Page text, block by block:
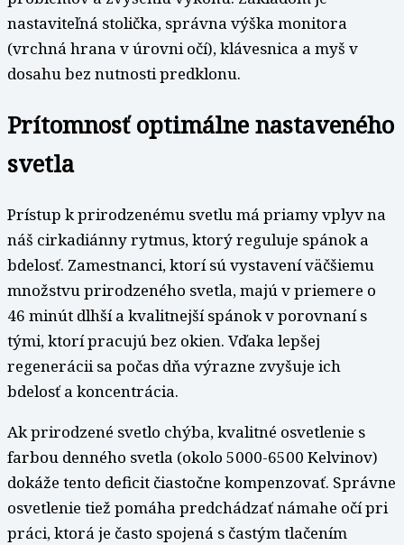
nastaviteľná stolička, správna výška monitora
(vrchná hrana v úrovni očí), klávesnica a myš v
dosahu bez nutnosti predklonu.
Prítomnosť optimálne nastaveného
svetla
Prístup k prirodzenému svetlu má priamy vplyv na
náš cirkadiánny rytmus, ktorý reguluje spánok a
bdelosť. Zamestnanci, ktorí sú vystavení väčšiemu
množstvu prirodzeného svetla, majú v priemere o
46 minút dlhší a kvalitnejší spánok v porovnaní s
tými, ktorí pracujú bez okien. Vďaka lepšej
regenerácii sa počas dňa výrazne zvyšuje ich
bdelosť a koncentrácia.
Ak prirodzené svetlo chýba, kvalitné osvetlenie s
farbou denného svetla (okolo 5000-6500 Kelvinov)
dokáže tento deficit čiastočne kompenzovať. Správne
osvetlenie tiež pomáha predchádzať námahe očí pri
práci, ktorá je často spojená s častým tlačením